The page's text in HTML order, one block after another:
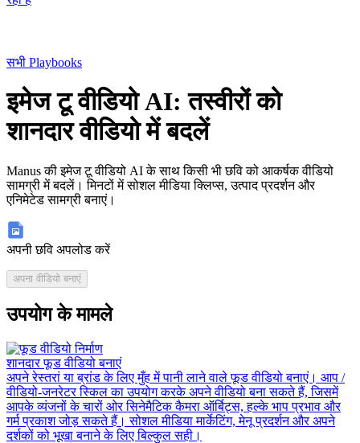
सभी Playbooks
इमेज टू वीडियो AI: तस्वीरों को
शानदार वीडियो में बदलें
Manus की इमेज टू वीडियो AI के साथ किसी भी छवि को आकर्षक वीडियो
सामग्री में बदलें। मिनटों में सोशल मीडिया क्लिप्स, उत्पाद प्रदर्शन और
एनिमेटेड सामग्री बनाएं।
अपनी छवि अपलोड करें
अपना वीडियो बनाएं
उपयोग के मामले
शानदार फूड वीडियो बनाएं
अपने रेस्तरां या ब्रांड के लिए मुँह में पानी लाने वाले फूड वीडियो बनाएं। आप /
वीडियो-जनरेटर स्किल का उपयोग करके अपने वीडियो बना सकते हैं, जिसमें
आपके व्यंजनों के चारों ओर सिनेमैटिक कैमरा ऑर्बिट्स, हल्के भाप प्रभाव और
गर्म प्रकाश जोड़ सकते हैं। सोशल मीडिया मार्केटिंग, मेनू प्रदर्शन और अपने
दर्शकों को भूखा बनाने के लिए बिल्कुल सही।